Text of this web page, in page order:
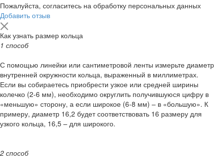
Пожалуйста, согласитесь на обработку персональных данных
Добавить отзыв
Как узнать размер кольца
1 способ
С помощью линейки или сантиметровой ленты измерьте диаметр
внутренней окружности кольца, выраженный в миллиметрах.
Если вы собираетесь приобрести узкое или средней ширины
колечко (2-6 мм), необходимо округлить получившуюся цифру в
«меньшую» сторону, а если широкое (6-8 мм) – в «большую». К
примеру, диаметр 16,2 будет соответствовать 16 размеру для
узкого кольца, 16,5 – для широкого.
2 способ